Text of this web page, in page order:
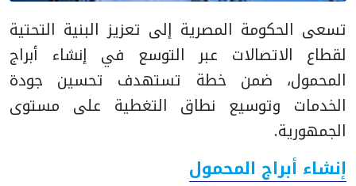
تسعى الحكومة المصرية إلى تعزيز البنية التحتية
لقطاع الاتصالات عبر التوسع في إنشاء أبراج
المحمول، ضمن خطة تستهدف تحسين جودة
الخدمات وتوسيع نطاق التغطية على مستوى
الجمهورية.
إنشاء أبراج المحمول